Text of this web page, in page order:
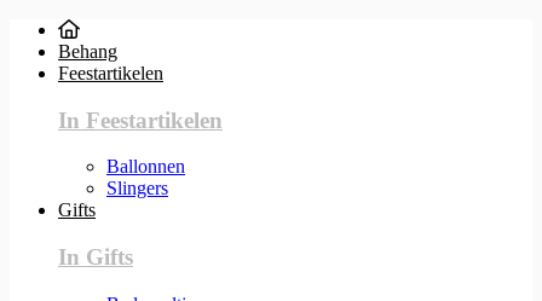
Behang
Feestartikelen
In Feestartikelen
Ballonnen
Slingers
Gifts
In Gifts